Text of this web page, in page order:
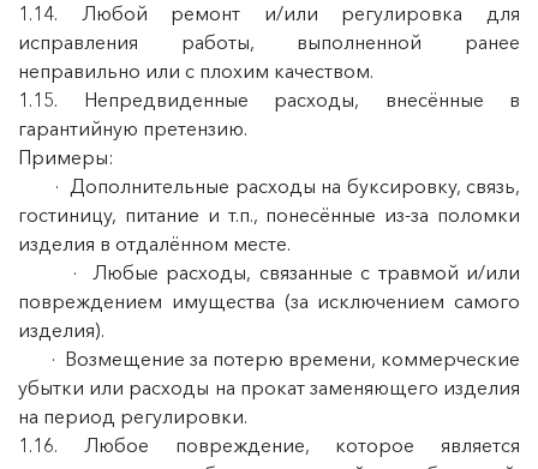
1.14. Любой ремонт и/или регулировка для
исправления работы, выполненной ранее
неправильно или с плохим качеством.
1.15. Непредвиденные расходы, внесённые в
гарантийную претензию.
Примеры:
· Дополнительные расходы на буксировку, связь,
гостиницу, питание и т.п., понесённые из-за поломки
изделия в отдалённом месте.
· Любые расходы, связанные с травмой и/или
повреждением имущества (за исключением самого
изделия).
· Возмещение за потерю времени, коммерческие
убытки или расходы на прокат заменяющего изделия
на период регулировки.
1.16. Любое повреждение, которое является